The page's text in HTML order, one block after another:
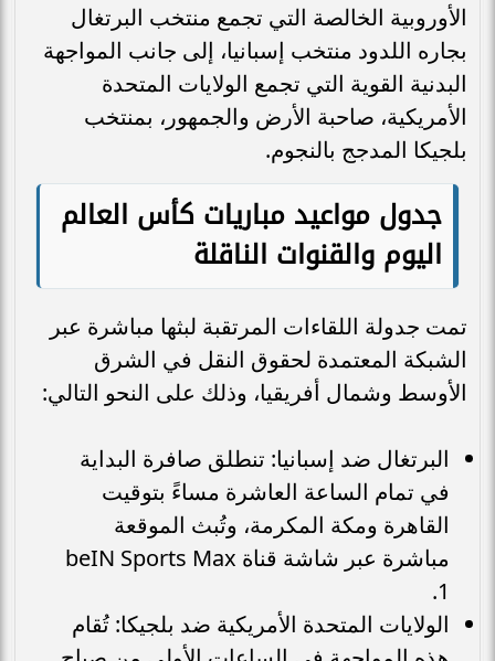
الأوروبية الخالصة التي تجمع منتخب البرتغال
بجاره اللدود منتخب إسبانيا، إلى جانب المواجهة
البدنية القوية التي تجمع الولايات المتحدة
الأمريكية، صاحبة الأرض والجمهور، بمنتخب
بلجيكا المدجج بالنجوم.
جدول مواعيد مباريات كأس العالم
اليوم والقنوات الناقلة
تمت جدولة اللقاءات المرتقبة لبثها مباشرة عبر
الشبكة المعتمدة لحقوق النقل في الشرق
الأوسط وشمال أفريقيا، وذلك على النحو التالي:
البرتغال ضد إسبانيا: تنطلق صافرة البداية
في تمام الساعة العاشرة مساءً بتوقيت
القاهرة ومكة المكرمة، وتُبث الموقعة
مباشرة عبر شاشة قناة beIN Sports Max
1.
الولايات المتحدة الأمريكية ضد بلجيكا: تُقام